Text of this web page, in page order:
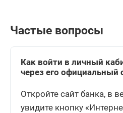
Частые вопросы
Как войти в личный
через его официальный
Откройте сайт банка, в
увидите кнопку